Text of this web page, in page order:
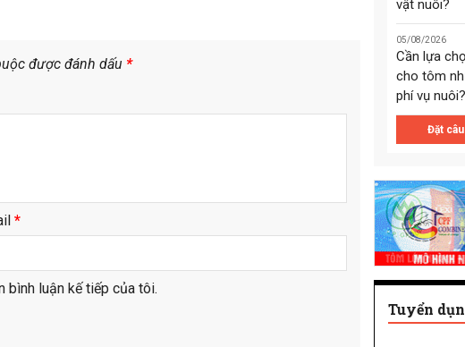
được đánh dấu *
*
bình luận kế tiếp của tôi.
vật nuôi?
05/08/2026
Cần lựa
cho tôm
phí vụ nuôi?
Đặt
Tuyển